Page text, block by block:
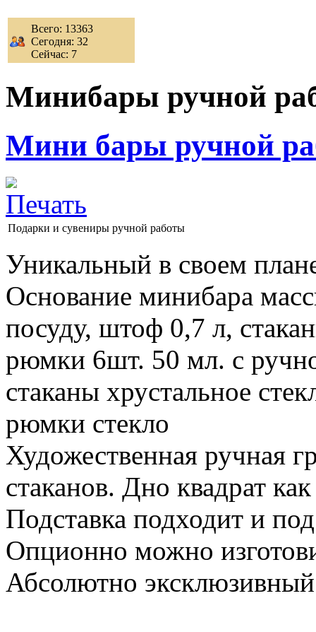
Всего: 13363
Сегодня: 32
Сейчас: 7
Минибары ручной
Мини бары ручной
Подарки и сувениры ручной работы
Уникальный в своем
Основание минибара
посуду, штоф 0,7 л,
рюмки 6шт. 50 мл. с
стаканы хрустальное
рюмки стекло
Художественная ручная
стаканов. Дно квадрат
Подставка подходит и
Опционно можно
Абсолютно